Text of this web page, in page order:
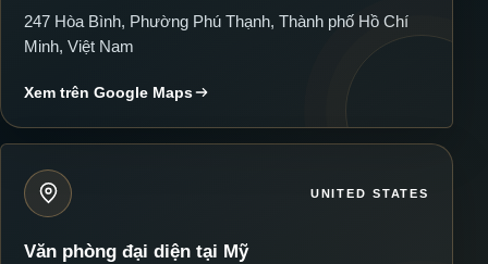
247 Hòa Bình, Phường Phú Thạnh, Thành phố Hồ Chí
Minh, Việt Nam
Xem trên Google Maps
UNITED STATES
Văn phòng đại diện tại Mỹ